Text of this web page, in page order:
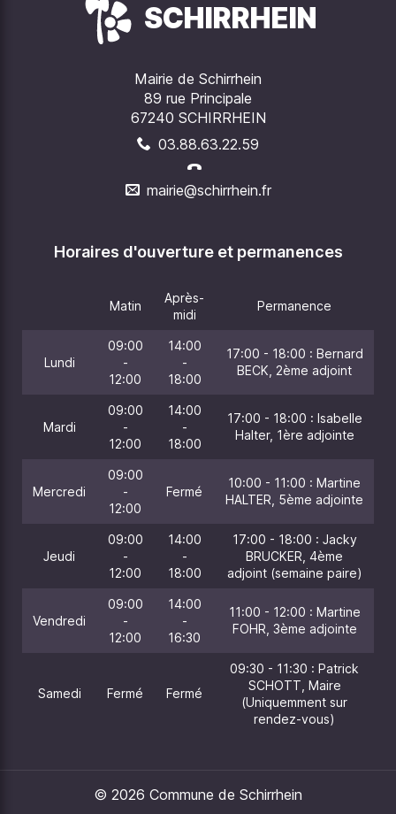
SCHIRRHEIN
Mairie de Schirrhein
89 rue Principale
67240 SCHIRRHEIN
03.88.63.22.59
mairie@schirrhein.fr
Horaires d'ouverture et permanences
Matin
Après-
midi
Permanence
Lundi
09:00
-
12:00
14:00
-
18:00
17:00 - 18:00 : Bernard
BECK, 2ème adjoint
Mardi
09:00
-
12:00
14:00
-
18:00
17:00 - 18:00 : Isabelle
Halter, 1ère adjointe
Mercredi
09:00
-
12:00
Fermé
10:00 - 11:00 : Martine
HALTER, 5ème adjointe
Jeudi
09:00
-
12:00
14:00
-
18:00
17:00 - 18:00 : Jacky
BRUCKER, 4ème
adjoint (semaine paire)
Vendredi
09:00
-
12:00
14:00
-
16:30
11:00 - 12:00 : Martine
FOHR, 3ème adjointe
Samedi Fermé Fermé
09:30 - 11:30 : Patrick
SCHOTT, Maire
(Uniquemment sur
rendez-vous)
© 2026 Commune de Schirrhein